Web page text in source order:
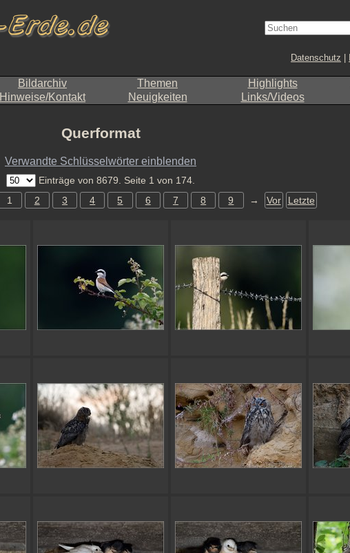
Datenschutz
Bildarchiv Themen Highlights
Hinweise/Kontakt Neuigkeiten Links/Videos
Querformat
Verwandte Schlüsselwörter einblenden
Einträge von 8679. Seite 1 von 174.
1 2 3 4 5 6 7 8 9 → Vor Letzte